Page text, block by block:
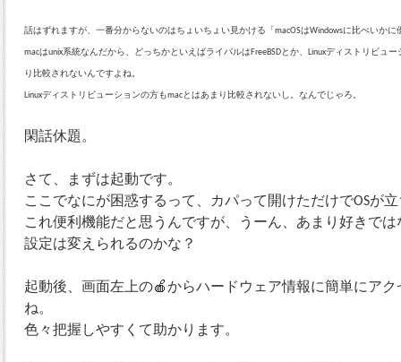
話はずれますが、一番分からないのはちょいちょい見かける「macOSはWindowsに比べいか
macはunix系統なんだから、どっちかといえばライバルはFreeBSDとか、Linuxディストリビュ
り比較されないんですよね。
Linuxディストリビューションの方もmacとはあまり比較されないし。なんでじゃろ。
閑話休題。
さて、まずは起動です。
ここでなにが困惑するって、カパって開けただけでOSが
これ便利機能だと思うんですが、うーん、あまり好きでは
設定は変えられるのかな？
起動後、画面左上の🍎からハードウェア情報に簡単にア
ね。
色々把握しやすくて助かります。